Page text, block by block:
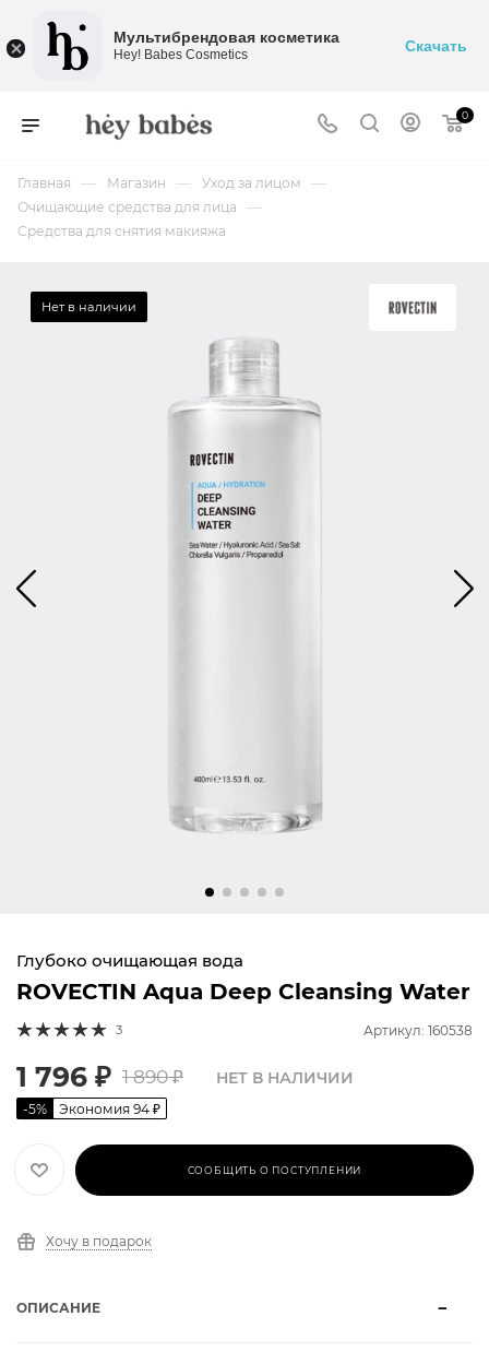
0
Главная — Магазин — Уход за лицом —
Очищающие средства для лица —
Средства для снятия макияжа
Нет в наличии
Глубоко очищающая вода
ROVECTIN Aqua Deep Cleansing Water
3 Артикул: 160538
1 796 ₽ 1 890₽
-5% Экономия 94 ₽
НЕТ В НАЛИЧИИ
СООБЩИТЬ О ПОСТУПЛЕНИИ
Хочу в подарок
ОПИСАНИЕ
Мультибрендовая косметика
Hey! Babes Cosmetics Скачать